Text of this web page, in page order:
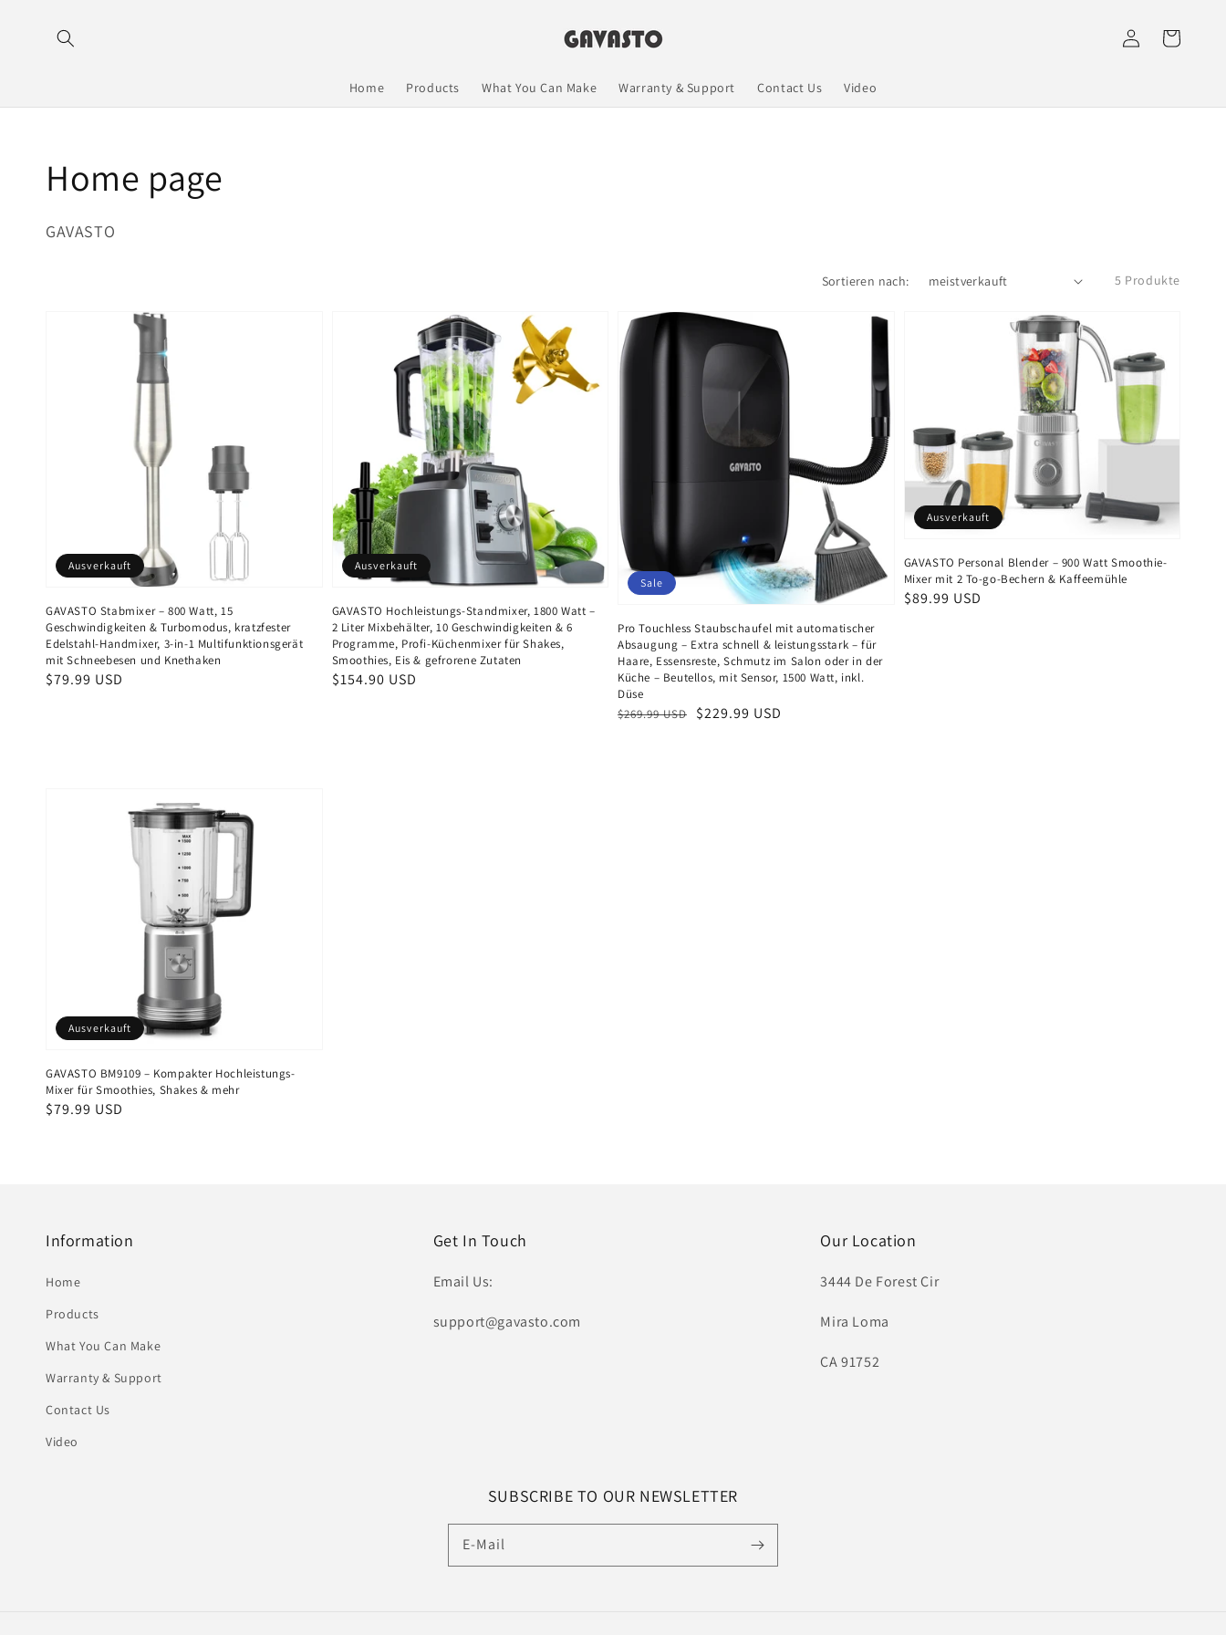
Inhalt
Home Products What You Can Make Warranty & Support Contact Us Video
EinloggenWarenkorb
Kategorie:
Home page
GAVASTO
Sortieren nach: 5 Produkte
GAVASTO Stabmixer – 800 Watt, 15
Geschwindigkeiten & Turbomodus, kratzfester
Edelstahl-Handmixer, 3-in-1 Multifunktionsgerät
mit Schneebesen und Knethaken
Normaler
$79.99 USD
Ausverkauft
GAVASTO Hochleistungs-Standmixer, 1800 Watt –
2 Liter Mixbehälter, 10 Geschwindigkeiten & 6
Programme, Profi-Küchenmixer für Shakes,
Smoothies, Eis & gefrorene Zutaten
Normaler
$154.90 USD
Ausverkauft
Pro Touchless Staubschaufel mit automatischer
Absaugung – Extra schnell & leistungsstark – für
Haare, Essensreste, Schmutz im Salon oder in der
Küche – Beutellos, mit Sensor, 1500 Watt, inkl.
Düse
Normaler
$269.99 USD Verkaufspreis
$229.99 USD
Sale
GAVASTO Personal Blender – 900 Watt Smoothie-
Mixer mit 2 To-go-Bechern & Kaffeemühle
Normaler
$89.99 USD
Ausverkauft
GAVASTO BM9109 – Kompakter Hochleistungs-
Mixer für Smoothies, Shakes & mehr
Normaler
$79.99 USD
Ausverkauft
Information
Home
Products
What You Can Make
Warranty & Support
Contact Us
Video
Get In Touch
Email Us:
support@gavasto.com
Our Location
3444 De Forest Cir
Mira Loma
CA 91752
SUBSCRIBE TO OUR NEWSLETTER
E-Mail